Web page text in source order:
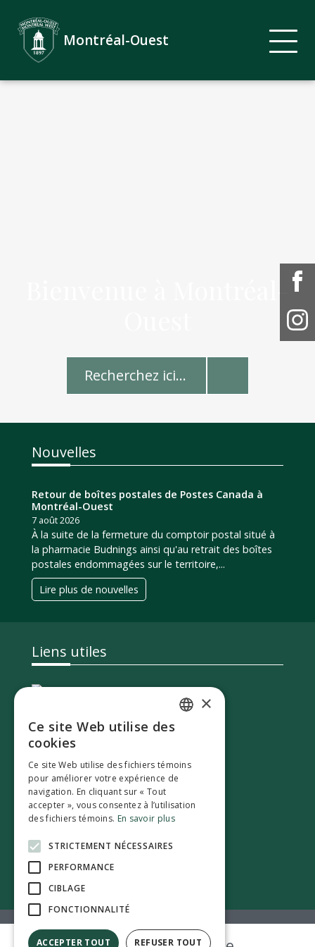
Montréal-Ouest
Nouvelles
Retour de boîtes postales de Postes Canada à
Montréal-Ouest
7 août 2026
À la suite de la fermeture du comptoir postal situé à
la pharmacie Budnings ainsi qu'au retrait des boîtes
postales endommagées sur le territoire,...
Lire plus de nouvelles
Liens utiles
Info-travaux
Séances du Conseil
Stationnement visiteur
Nous joindre
×
Ce site Web utilise des
cookies
Ce site Web utilise des fichiers témoins
pour améliorer votre expérience de
navigation. En cliquant sur « Tout
accepter », vous consentez à l’utilisation
des fichiers témoins. En savoir plus
STRICTEMENT NÉCESSAIRES
PERFORMANCE
CIBLAGE
FONCTIONNALITÉ
ACCEPTER TOUT REFUSER TOUT